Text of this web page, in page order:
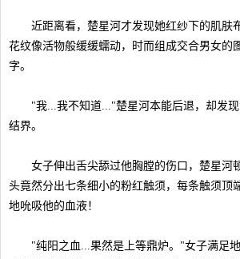
近距离看，楚星河才发现她红纱下的肌肤
花纹像活物般缓缓蠕动，时而组成交合男女的
字。
"我...我不知道..."楚星河本能后退，却发现
结界。
女子伸出舌尖舔过他胸膛的伤口，楚星河
头竟然分出七条细小的粉红触须，每条触须顶
地吮吸他的血液！
"纯阳之血...果然是上等鼎炉。"女子满足地